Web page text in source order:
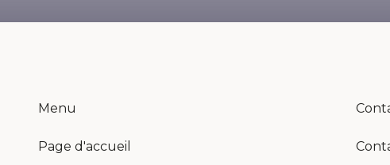
Menu
Page d'accueil